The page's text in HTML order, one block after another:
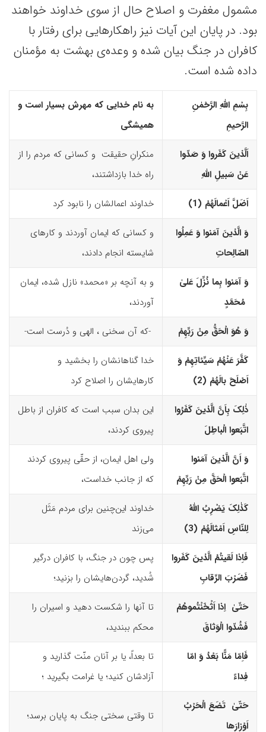
مشمول مغفرت و اصلاح حال از سوی خداوند خواهند
بود. در پایان این آیات نیز راهکارهایی برای رفتار با
کافران در جنگ بیان شده و وعده‌ی بهشت به مؤمنان
داده شده است.
بِسْمِ اللّهِ الرَّحْمٰنِ
الرَّحیمِ
به نام خدایی که مهرش بسیار است و
همیشگی
اَلَّذینَ کَفَروا وَ صَدّوا
عَنْ سَبیلِ اللّهِ
منکرانِ حقیقت و کسانی که مردم را از
راه خدا بازداشتند،
اَضَلَّ اَعْمالَهُمْ (1)‏ خداوند اعمالشان را نابود کرد
وَ الَّذینَ آمَنوا وَ عَمِلُوا
الصّالِحاتِ
و کسانی که ایمان آوردند و کارهای
شایسته انجام دادند،
وَ آمَنوا بِما نُزِّلَ عَلیٰ
مُحَمَّدٍ
و به آنچه بر «محمد» نازل شده، ایمان
آوردند،
وَ هُوَ الْحَقُّ مِنْ رَبِّهِمْ -که آن سخنی ، الهی و دُرست است-
کَفَّرَ عَنْهُمْ سَیِّئاتِهِمْ وَ
اَصْلَحَ بالَهُمْ (2)‏
خدا گناهانشان را بخشید و
کارهایشان را اصلاح کرد
ذٰلِکَ بِاَنَّ الَّذینَ کَفَرُوا
اتَّبَعوا الْباطِلَ
این بدان سبب است که کافران از باطل
پیروی کردند،
وَ اَنَّ الَّذینَ آمَنوا
اتَّبَعوا الْحَقَّ مِنْ رَبِّهِمْ
ولی اهل ایمان، از حقّی پیروی کردند
که از جانب خداست،
کَذٰلِکَ یَضْرِبُ اللّهُ
لِلنّاسِ اَمْثالَهُمْ (3)‏
خداوند این‌چنین برای مردم مَثَل
می‌زند
فَاِذا لَقیتُمُ الَّذینَ کَفَروا
فَضَرْبَ الرِّقابِ
پس چون در جنگ، با کافران درگیر
شُدید، گردن‌هایشان را بزنید؛
حَتّیٰ اِذا اَثْخَنْتُموهُمْ
فَشُدّوا الْوَثاقَ
تا آنها را شکست دهید و اسیران را
محکم ببندید،
فَاِمّا مَنًّا بَعْدُ وَ امّا
فِداءً
تا بعداً، یا بر آنان منّت گذارید و
آزادشان کنید؛ یا غرامت بگیرید ؛
حَتّیٰ تَضَعَ الْحَرْبُ
اَوْزارَها
تا وقتی سختی جنگ به پایان برسد؛